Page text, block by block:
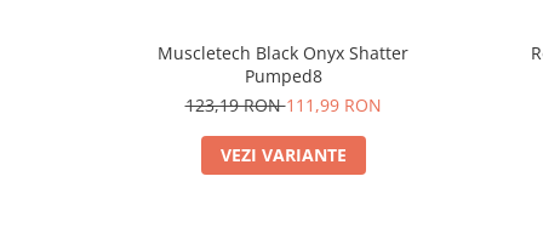
Muscletech Black Onyx Shatter
Pumped8
123,19 RON111,99 RON
VEZI VARIANTE